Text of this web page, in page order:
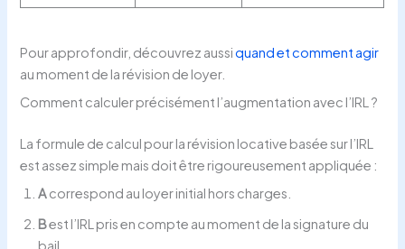
Pour approfondir, découvrez aussiquand et comment agir
au moment de la révision de loyer.
Comment calculer précisément l’augmentation avec l’IRL ?
La formule de calcul pour la révision locative basée sur l’IRL
est assez simple mais doit être rigoureusement appliquée :
Acorrespond au loyer initial hors charges.
Best l’IRL pris en compte au moment de la signature du
bail.